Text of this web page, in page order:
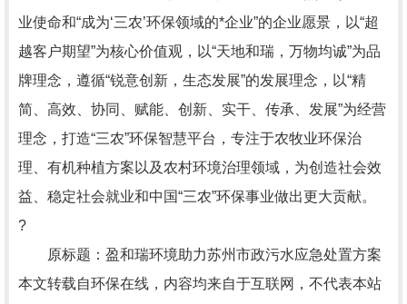
业使命和“成为‘三农’环保领域的*企业”的企业愿景，以“超
越客户期望”为核心价值观，以“天地和瑞，万物均诚”为品
牌理念，遵循“锐意创新，生态发展”的发展理念，以“精
简、高效、协同、赋能、创新、实干、传承、发展”为经营
理念，打造“三农”环保智慧平台，专注于农牧业环保治
理、有机种植方案以及农村环境治理领域，为创造社会效
益、稳定社会就业和中国“三农”环保事业做出更大贡献。
?
原标题：盈和瑞环境助力苏州市政污水应急处置方案
本文转载自环保在线，内容均来自于互联网，不代表本站